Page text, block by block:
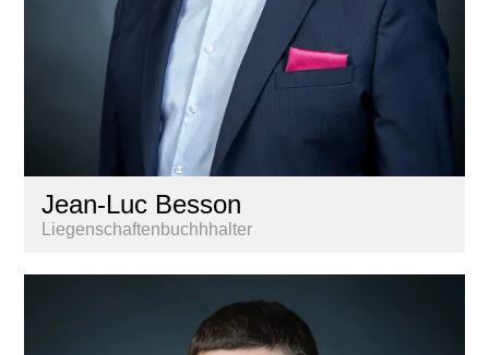
Jean-Luc Besson
Liegenschaftenbuchhhalter